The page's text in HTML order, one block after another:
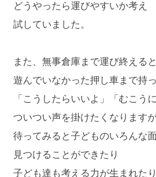
どうやったら運びやすいか考え
試していました。
また、無事倉庫まで運び終えると
遊んでいなかった押し車まで持
「こうしたらいいよ」「むこう
ついつい声を掛けたくなります
待ってみると子どものいろんな
見つけることができたり
子ども達も考える力が生まれた